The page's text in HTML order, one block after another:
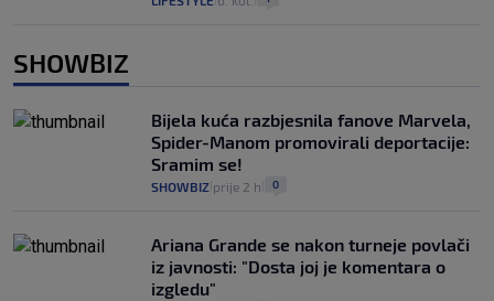
SHOWBIZ
Bijela kuća razbjesnila fanove Marvela,
Spider-Manom promovirali deportacije:
Sramim se!
SHOWBIZ prije 2 h 0
Ariana Grande se nakon turneje povlači
iz javnosti: "Dosta joj je komentara o
izgledu"